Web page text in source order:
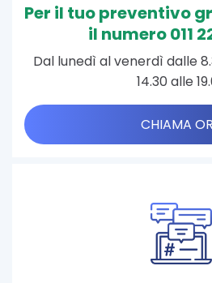
Per il tuo preventivo
il numero 011
Dal lunedì al venerdì dalle
14.30 alle
CHIAMA